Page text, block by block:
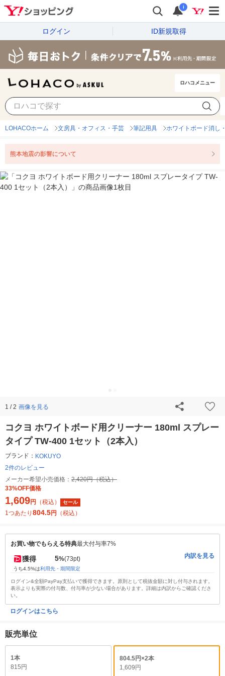
i
ログイン ID新規取得
ロハコメニュー
LOHACOホーム 文房具・オフィス・手芸 筆記用具 ホワイトボード消し
熊本地震の影響について
1 / 2 画像を見る
コクヨ ホワイトボード用クリーナー 180ml スプレー
タイプ TW-400 1セット（2本入）
ブランド： KOKUYO
2件のレビュー
メーカー希望小売価格： 2,420円（税込）
33%OFF価格
1,609円 （税込） セール
1つあたり 804.5円 （税込）
お買い物でもらえる特典最大付与率7%
獲得 5%(73pt)
うち4.5%は利用先・期間限定
内訳を見る
ログイン&全額PayPay支払いで獲得できます。原則として税抜金額に対し付与されます。
表示よりも実際の付与数、付与率が少ない場合があります。詳細は内訳からご確認くださ
い。
ログインはこちら
販売単位
1本
815円
804.5円×2本
1,609円